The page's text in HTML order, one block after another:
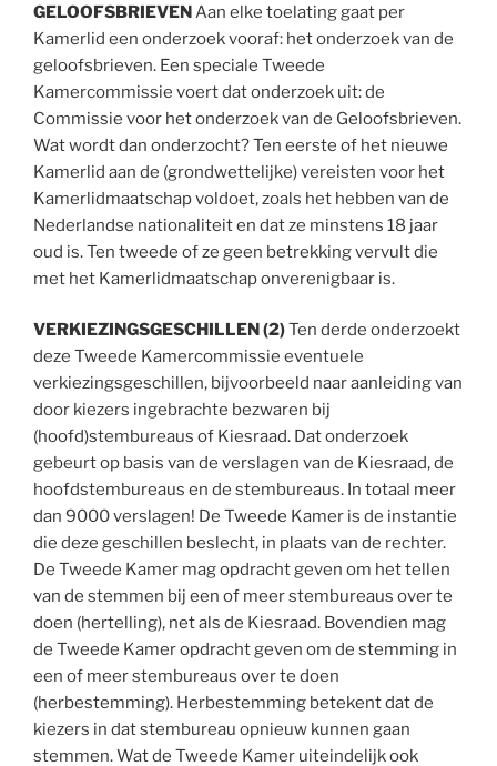
GELOOFSBRIEVENAan elke toelating gaat per
Kamerlid een onderzoek vooraf: het onderzoek van de
geloofsbrieven. Een speciale Tweede
Kamercommissie voert dat onderzoek uit: de
Commissie voor het onderzoek van de Geloofsbrieven.
Wat wordt dan onderzocht? Ten eerste of het nieuwe
Kamerlid aan de (grondwettelijke) vereisten voor het
Kamerlidmaatschap voldoet, zoals het hebben van de
Nederlandse nationaliteit en dat ze minstens 18 jaar
oud is. Ten tweede of ze geen betrekking vervult die
met het Kamerlidmaatschap onverenigbaar is.
VERKIEZINGSGESCHILLEN (2)Ten derde onderzoekt
deze Tweede Kamercommissie eventuele
verkiezingsgeschillen, bijvoorbeeld naar aanleiding van
door kiezers ingebrachte bezwaren bij
(hoofd)stembureaus of Kiesraad. Dat onderzoek
gebeurt op basis van de verslagen van de Kiesraad, de
hoofdstembureaus en de stembureaus. In totaal meer
dan 9000 verslagen! De Tweede Kamer is de instantie
die deze geschillen beslecht, in plaats van de rechter.
De Tweede Kamer mag opdracht geven om het tellen
van de stemmen bij een of meer stembureaus over te
doen (hertelling), net als de Kiesraad. Bovendien mag
de Tweede Kamer opdracht geven om de stemming in
een of meer stembureaus over te doen
(herbestemming). Herbestemming betekent dat de
kiezers in dat stembureau opnieuw kunnen gaan
stemmen. Wat de Tweede Kamer uiteindelijk ook